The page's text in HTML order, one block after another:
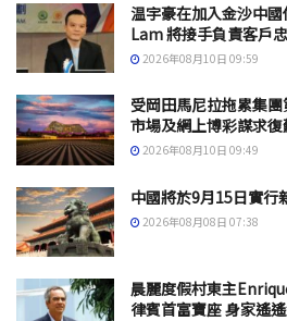
温宇豪在加入金沙中
Lam 將接手負責客戶
2026年08月10日 09:59
受岡田馬尼拉拖累集
市場及網上博彩謀求復
2026年08月10日 09:49
中國將於9月15日實行
2026年08月08日 07:38
晨麗度假村東主
律賓首富寶座 身家遙